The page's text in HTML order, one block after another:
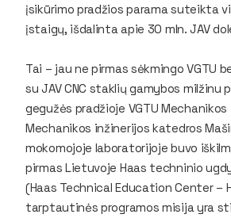
įsikūrimo pradžios parama suteikta
įstaigų, išdalinta apie 30 mln. JAV
Tai – jau ne pirmas sėkmingo VGTU
su JAV CNC staklių gamybos milžinu
gegužės pradžioje VGTU
Mechanikos inžinerijos katedros
mokomojoje laboratorijoje buvo
pirmas Lietuvoje Haas techninio
(Haas Technical Education Center–
tarptautinės programos misija yra